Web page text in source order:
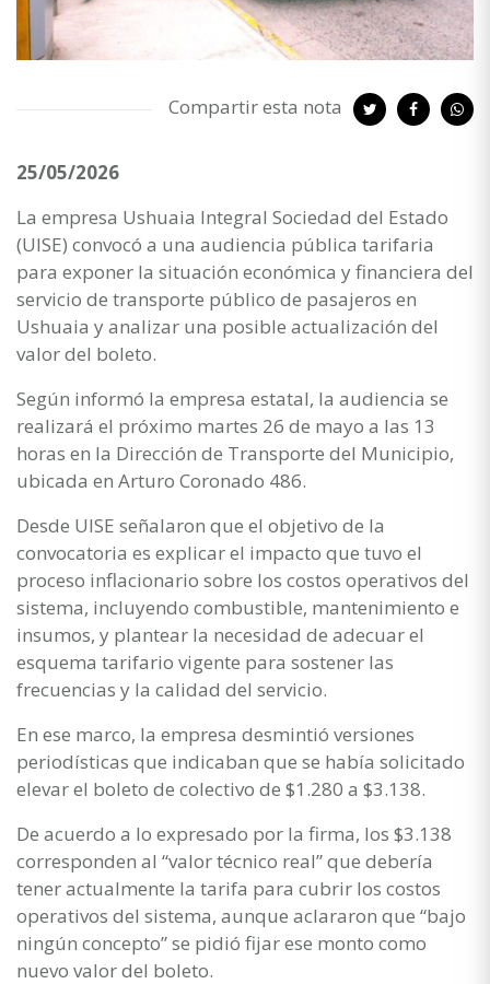
Compartir esta nota
25/05/2026
La empresa Ushuaia Integral Sociedad del Estado
(UISE) convocó a una audiencia pública tarifaria
para exponer la situación económica y financiera del
servicio de transporte público de pasajeros en
Ushuaia y analizar una posible actualización del
valor del boleto.
Según informó la empresa estatal, la audiencia se
realizará el próximo martes 26 de mayo a las 13
horas en la Dirección de Transporte del Municipio,
ubicada en Arturo Coronado 486.
Desde UISE señalaron que el objetivo de la
convocatoria es explicar el impacto que tuvo el
proceso inflacionario sobre los costos operativos del
sistema, incluyendo combustible, mantenimiento e
insumos, y plantear la necesidad de adecuar el
esquema tarifario vigente para sostener las
frecuencias y la calidad del servicio.
En ese marco, la empresa desmintió versiones
periodísticas que indicaban que se había solicitado
elevar el boleto de colectivo de $1.280 a $3.138.
De acuerdo a lo expresado por la firma, los $3.138
corresponden al “valor técnico real” que debería
tener actualmente la tarifa para cubrir los costos
operativos del sistema, aunque aclararon que “bajo
ningún concepto” se pidió fijar ese monto como
nuevo valor del boleto.